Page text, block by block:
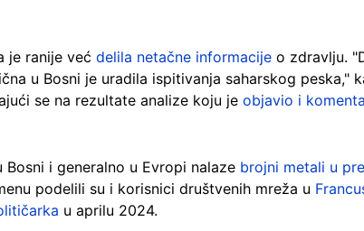
je ranije već delila netačne informacije o zdravlju.
u Bosni je uradila ispitivanja saharskog peska,"
se na rezultate analize koju je objavio i
i generalno u Evropi nalaze brojni metali u
podelili su i korisnici društvenih mreža u
u aprilu 2024.